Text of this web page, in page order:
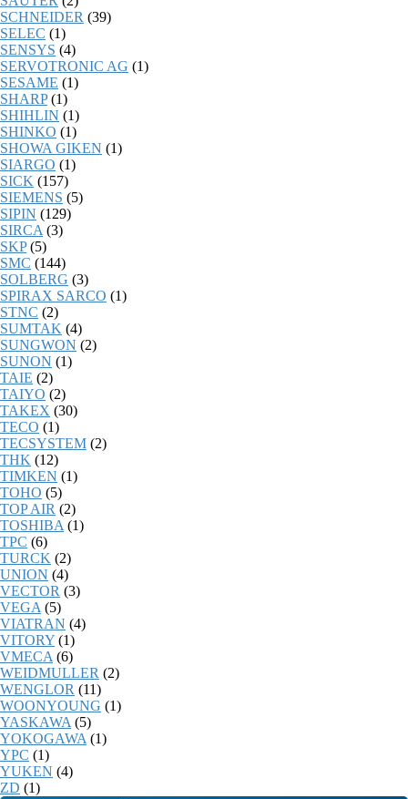
SCHNEIDER (39)
SELEC (1)
SENSYS (4)
SERVOTRONIC AG (1)
SESAME (1)
SHARP (1)
SHIHLIN (1)
SHINKO (1)
SHOWA GIKEN (1)
SIARGO (1)
SICK (157)
SIEMENS (5)
SIPIN (129)
SIRCA (3)
SKP (5)
SMC (144)
SOLBERG (3)
SPIRAX SARCO (1)
STNC (2)
SUMTAK (4)
SUNGWON (2)
SUNON (1)
TAIE (2)
TAIYO (2)
TAKEX (30)
TECO (1)
TECSYSTEM (2)
THK (12)
TIMKEN (1)
TOHO (5)
TOP AIR (2)
TOSHIBA (1)
TPC (6)
TURCK (2)
UNION (4)
VECTOR (3)
VEGA (5)
VIATRAN (4)
VITORY (1)
VMECA (6)
WEIDMULLER (2)
WENGLOR (11)
WOONYOUNG (1)
YASKAWA (5)
YOKOGAWA (1)
YPC (1)
YUKEN (4)
ZD (1)